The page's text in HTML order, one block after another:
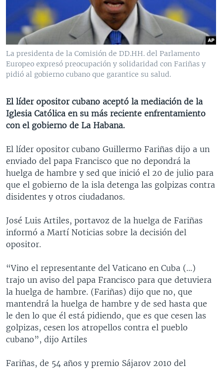
VENEZUELA
BRASIL
NICARAGUA
ECONOMÍA
ENTRETENIMIENTO Y CULTURA
TECNOLOGÍA
DEPORTES
CIENCIA Y SALUD
MULTIMEDIA
VIDEOS
FOTOGRAFÍA
AUDIOS
PROGRAMAS TV
EL MUNDO AL DÍA
FORO INTERAMERICANO
VISIÓN 360
LAS CLAVES
PANORAMA
RADIO
AVANCE INFORMATIVO
AUDIONOTICIAS
BUENOS DÍAS AMÉRICA
ESTADOS UNIDOS AL DÍA
FORO [RADIO]
DEPORTIVO INTERNACIONAL
NOTA ECONÓMICA
DIRECT
DOCUMENTALES DE LA VOA
Learning English
SÍGANOS
Idiomas
La presidenta de la Comisión de DD.HH. del Parlamento
Europeo expresó preocupación y solidaridad con Fariñas y
pidió al gobierno cubano que garantice su salud.
El líder opositor cubano aceptó la mediación de la
Iglesia Católica en su más reciente enfrentamiento
con el gobierno de La Habana.
El líder opositor cubano Guillermo Fariñas dijo a un
enviado del papa Francisco que no depondrá la
huelga de hambre y sed que inició el 20 de julio para
que el gobierno de la isla detenga las golpizas contra
disidentes y otros ciudadanos.
José Luis Artiles, portavoz de la huelga de Fariñas
informó a Martí Noticias sobre la decisión del
opositor.
“Vino el representante del Vaticano en Cuba (…)
trajo un aviso del papa Francisco para que detuviera
la huelga de hambre. (Fariñas) dijo que no, que
mantendrá la huelga de hambre y de sed hasta que
le den lo que él está pidiendo, que es que cesen las
golpizas, cesen los atropellos contra el pueblo
cubano”, dijo Artiles
Fariñas, de 54 años y premio Sájarov 2010 del